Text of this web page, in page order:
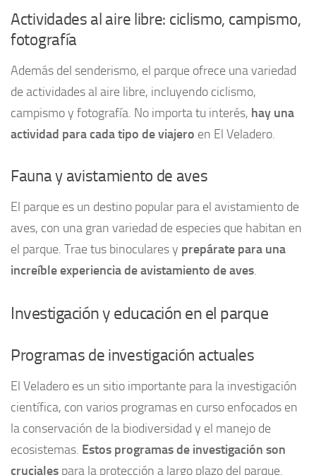
Actividades al aire libre: ciclismo, campismo,
fotografía
Además del senderismo, el parque ofrece una variedad
de actividades al aire libre, incluyendo ciclismo,
campismo y fotografía. No importa tu interés, hay una
actividad para cada tipo de viajero en El Veladero.
Fauna y avistamiento de aves
El parque es un destino popular para el avistamiento de
aves, con una gran variedad de especies que habitan en
el parque. Trae tus binoculares y prepárate para una
increíble experiencia de avistamiento de aves.
Investigación y educación en el parque
Programas de investigación actuales
El Veladero es un sitio importante para la investigación
científica, con varios programas en curso enfocados en
la conservación de la biodiversidad y el manejo de
ecosistemas. Estos programas de investigación son
cruciales para la protección a largo plazo del parque.